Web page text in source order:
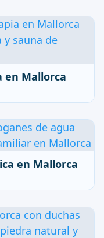
en Mallorca
en Mallorca